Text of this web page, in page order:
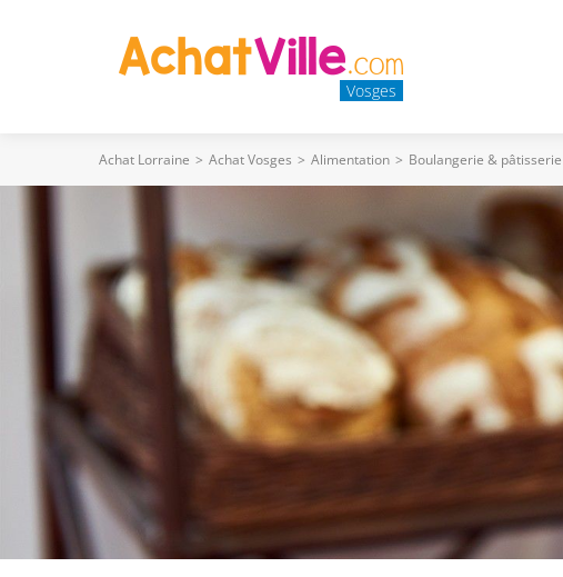
Vosges
Achat Lorraine > Achat Vosges > Alimentation > Boulangerie & pâtisserie